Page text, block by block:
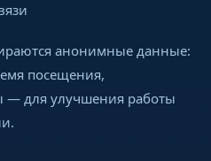
анонимные данные:
посещения,
— для улучшения работы